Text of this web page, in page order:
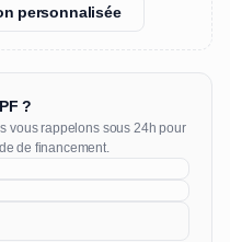
personnalisée
?
vous rappelons sous 24h pour
de financement.